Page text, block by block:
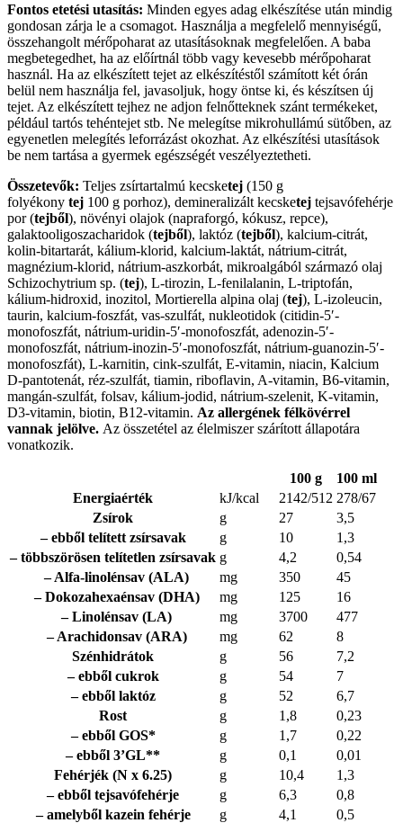
Fontos etetési utasítás: Minden egyes adag elkészítése után mindig
gondosan zárja le a csomagot. Használja a megfelelő mennyiségű,
összehangolt mérőpoharat az utasításoknak megfelelően. A baba
megbetegedhet, ha az előírtnál több vagy kevesebb mérőpoharat
használ. Ha az elkészített tejet az elkészítéstől számított két órán
belül nem használja fel, javasoljuk, hogy öntse ki, és készítsen új
tejet. Az elkészített tejhez ne adjon felnőtteknek szánt termékeket,
például tartós tehéntejet stb. Ne melegítse mikrohullámú sütőben, az
egyenetlen melegítés leforrázást okozhat. Az elkészítési utasítások
be nem tartása a gyermek egészségét veszélyeztetheti.
Összetevők: Teljes zsírtartalmú kecsketej (150 g
folyékony tej 100 g porhoz), demineralizált kecsketej tejsavófehérje
por (tejből), növényi olajok (napraforgó, kókusz, repce),
galaktooligoszacharidok (tejből), laktóz (tejből), kalcium-citrát,
kolin-bitartarát, kálium-klorid, kalcium-laktát, nátrium-citrát,
magnézium-klorid, nátrium-aszkorbát, mikroalgából származó olaj
Schizochytrium sp. (tej), L-tirozin, L-fenilalanin, L-triptofán,
kálium-hidroxid, inozitol, Mortierella alpina olaj (tej), L-izoleucin,
taurin, kalcium-foszfát, vas-szulfát, nukleotidok (citidin-5′-
monofoszfát, nátrium-uridin-5′-monofoszfát, adenozin-5′-
monofoszfát, nátrium-inozin-5′-monofoszfát, nátrium-guanozin-5′-
monofoszfát), L-karnitin, cink-szulfát, E-vitamin, niacin, Kalcium
D-pantotenát, réz-szulfát, tiamin, riboflavin, A-vitamin, B6-vitamin,
mangán-szulfát, folsav, kálium-jodid, nátrium-szelenit, K-vitamin,
D3-vitamin, biotin, B12-vitamin. Az allergének félkövérrel
vannak jelölve. Az összetétel az élelmiszer szárított állapotára
vonatkozik.
100 g
100 ml
Energiaérték
kJ/kcal 2142/512 278/67
Zsírok
g 27
3,5
– ebből telített zsírsavak
g 10
1,3
– többszörösen telítetlen zsírsavak g 4,2
0,54
– Alfa-linolénsav (ALA)
mg 350
45
– Dokozahexaénsav (DHA)
mg 125
16
– Linolénsav (LA)
mg 3700
477
– Arachidonsav (ARA)
mg 62
8
Szénhidrátok
g 56
7,2
– ebből cukrok
g 54
7
– ebből laktóz
g 52
6,7
Rost
g 1,8
0,23
– ebből GOS*
g 1,7
0,22
– ebből 3’GL**
g 0,1
0,01
Fehérjék (N x 6.25)
g 10,4
1,3
– ebből tejsavófehérje
g 6,3
0,8
– amelyből kazein fehérje
g 4,1
0,5